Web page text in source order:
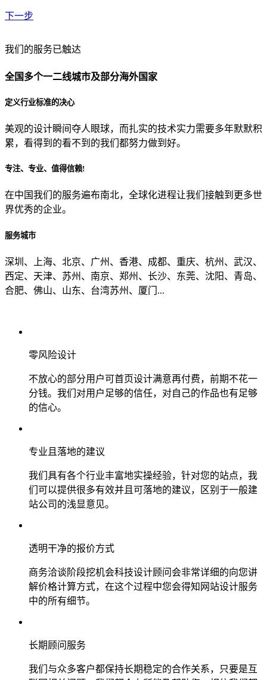
下一步
贵公司预算范围是？
贵公司的团队规模是？
目前主要的营销渠道是？
我们的服务已触达
全国多个一二线城市及部分海外国家
定义行业标准的决心
美观的设计瞬间夺人眼球，而扎实的技术实力需要多年默默积
累，看得到的看不到的我们都努力做到好。
专注、专业、值得信赖!
在中国我们的服务遍布南北，全球化进程让我们接触到更多世
界优秀的企业。
服务城市
深圳、上海、北京、广州、香港、成都、重庆、杭州、武汉、
西定、天津、苏州、南京、郑州、长沙、东莞、沈阳、青岛、
合肥、佛山、山东、台湾苏州、厦门...
零风险设计
不放心的部分用户可首页设计满意再付费，前期不花一
分钱。我们对用户足够的信任，对自己的作品也有足够
的信心。
专业且落地的建议
我们具有各个行业丰富地实操经验，针对您的站点，我
们可以提供很多有效并且可落地的建议，区别于一般建
站公司的浅显意见。
透明干净的报价方式
商务洽谈阶段挖机会科技设计顾问会非常详细的向您讲
解价格计算方式，在这个过程中您会得知网站设计服务
中的所有细节。
长期顾问服务
我们与众多客户都保持长期稳定的合作关系，只要是互